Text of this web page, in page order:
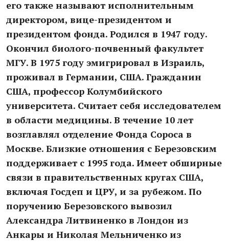
его также называют исполнительным
директором, вице-президентом и
президентом фонда. Родился в 1947 году.
Окончил биолого-почвенный факультет
МГУ. В 1975 году эмигрировал в Израиль,
проживал в Германии, США. Гражданин
США, профессор Колумбийского
университета. Считает себя исследователем
в области медицины. В течение 10 лет
возглавлял отделение Фонда Сороса в
Москве. Близкие отношения с Березовским
поддерживает с 1995 года. Имеет обширные
связи в правительственных кругах США,
включая Госдеп и ЦРУ, и за рубежом. По
поручению Березовского вывозил
Александра Литвиненко в Лондон из
Анкары и Николая Мельниченко из